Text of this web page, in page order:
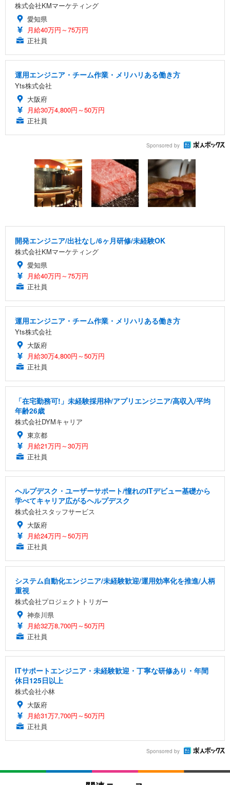
株式会社KMマーケティング
愛知県
月給40万円～75万円
正社員
運用エンジニア・チーム作業・メリハリある働き方
Yts株式会社
大阪府
月給30万4,800円～50万円
正社員
Sponsored by
開発エンジニア/出社なし/6ヶ月研修/未経験OK
株式会社KMマーケティング
愛知県
月給40万円～75万円
正社員
運用エンジニア・チーム作業・メリハリある働き方
Yts株式会社
大阪府
月給30万4,800円～50万円
正社員
「在宅勤務可!」未経験採用枠/アプリエンジニア/高収入/平均
年齢26歳
株式会社DYMキャリア
東京都
月給21万円～30万円
正社員
ヘルプデスク・ユーザーサポート/憧れのITデビュー基礎から
学べてキャリア広がるヘルプデスク
株式会社スタッフサービス
大阪府
月給24万円～50万円
正社員
システム自動化エンジニア/未経験歓迎/運用効率化を推進/人柄
重視
株式会社プロジェクトトリガー
神奈川県
月給32万8,700円～50万円
正社員
ITサポートエンジニア・未経験歓迎・丁寧な研修あり・年間
休日125日以上
株式会社小林
大阪府
月給31万7,700円～50万円
正社員
Sponsored by